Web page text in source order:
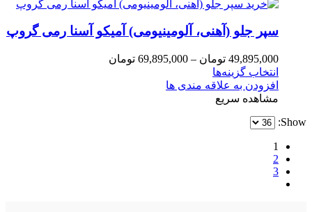
سپر جلو (آهنی، آلومینیومی) آمیکو آسنا رمی گروپ
49,895,000 تومان –
69,895,000 تومان
انتخاب گزینه‌ها
افزودن به علاقه مندی ها
مشاهده سریع
Show:
1
2
3